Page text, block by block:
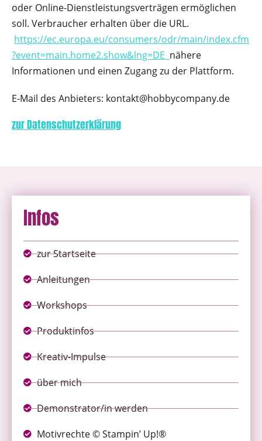
oder Online-Dienstleistungsverträgen ermöglichen
soll. Verbraucher erhalten über die URL.
https://ec.europa.eu/consumers/odr/main/index.cfm
?event=main.home2.show&lng=DE nähere
Informationen und einen Zugang zu der Plattform.
E-Mail des Anbieters: kontakt@hobbycompany.de
zur Datenschutzerklärung
Infos
zur Startseite
Anleitungen
Workshops
Produktinfos
Kreativ-Impulse
über mich
Demonstrator/in werden
Motivrechte © Stampin’ Up!®